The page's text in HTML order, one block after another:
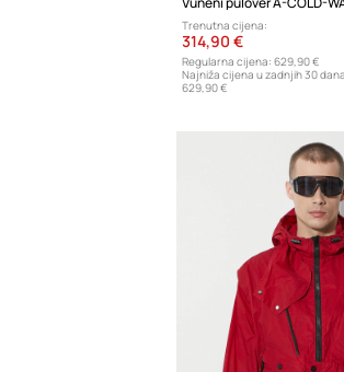
Trenutna cijena:
314,90 €
Regularna cijena: 629,90 €
Najniža cijena u zadnjih 30
629,90 €